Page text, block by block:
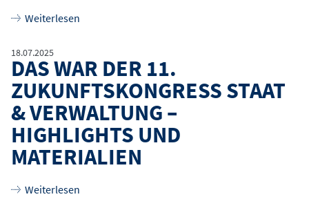
Weiterlesen
18.07.2025
DAS WAR DER 11.
ZUKUNFTSKONGRESS STAAT
& VERWALTUNG –
HIGHLIGHTS UND
MATERIALIEN
Weiterlesen